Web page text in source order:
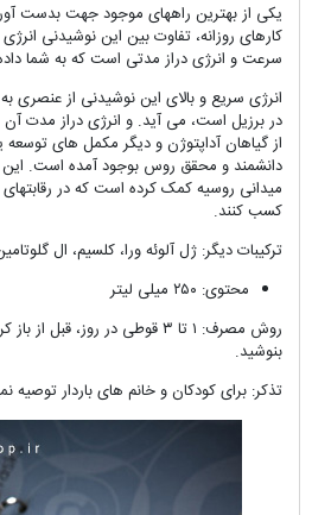
یکی از بهترین راههای موجود جهت بدست
کارهای روزانه، تفاوت بین این نوشیدنی
سرعت و انرژی دراز مدتی است که به شما
انرژی سریع و بالای این نوشیدنی از عنصری
از گیاهان آداپتوژن و دیگر مکمل های
دانشمند و محقق روس بوجود آمده است. این
کسب کنند.
ترکیبات دیگر: ژل آلوئه ورا، کلسیم، ال
محتوی: ۲۵۰ میلی لیتر
روش مصرف: ۱ تا ۳ قوطی در روز،
بنوشید.
تذکر: برای کودکان و خانم های باردار توصیه